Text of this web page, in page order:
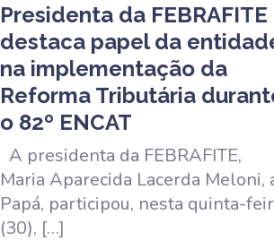
Presidenta da FEBRAFITE
destaca papel da
na implementação da
Reforma Tributária
o 82º ENCAT
A presidenta da FEBRAFITE,
Maria Aparecida Lacerda Meloni,
Papá, participou, nesta quinta-
(30), […]